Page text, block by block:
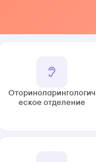
Оториноларингологич
еское отделение